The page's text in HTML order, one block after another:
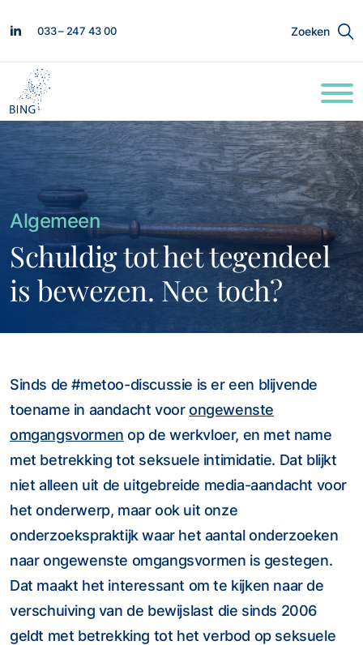
033 – 247 43 00 Zoeken
Algemeen
Schuldig tot het tegendeel
is bewezen. Nee toch?
Sinds de #metoo-discussie is er een blijvende
toename in aandacht voorongewenste
omgangsvormen op de werkvloer, en met name
met betrekking tot seksuele intimidatie. Dat blijkt
niet alleen uit de uitgebreide media-aandacht voor
het onderwerp, maar ook uit onze
onderzoekspraktijk waar het aantal onderzoeken
naar ongewenste omgangsvormen is gestegen.
Dat maakt het interessant om te kijken naar de
verschuiving van de bewijslast die sinds 2006
geldt met betrekking tot het verbod op seksuele